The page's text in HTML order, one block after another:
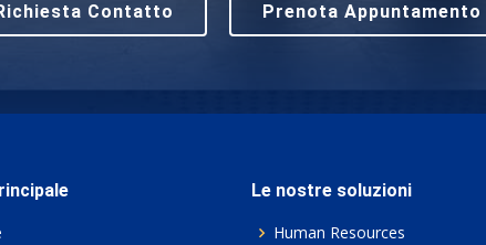
Contatto Prenota Appuntamento
Le nostre soluzioni
Human Resources